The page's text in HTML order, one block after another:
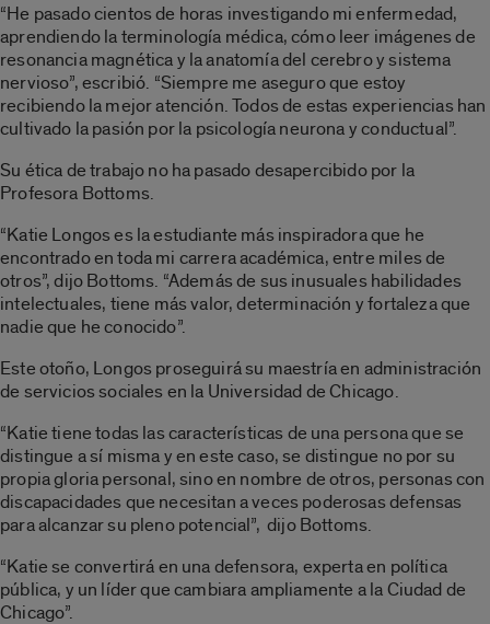
“He pasado cientos de horas investigando mi enfermedad,
aprendiendo la terminología médica, cómo leer imágenes de
resonancia magnética y la anatomía del cerebro y sistema
nervioso”, escribió. “Siempre me aseguro que estoy
recibiendo la mejor atención. Todos de estas experiencias han
cultivado la pasión por la psicología neurona y conductual”.
Su ética de trabajo no ha pasado desapercibido por la
Profesora Bottoms.
“Katie Longos es la estudiante más inspiradora que he
encontrado en toda mi carrera académica, entre miles de
otros”, dijo Bottoms. “Además de sus inusuales habilidades
intelectuales, tiene más valor, determinación y fortaleza que
nadie que he conocido”.
Este otoño, Longos proseguirá su maestría en administración
de servicios sociales en la Universidad de Chicago.
“Katie tiene todas las características de una persona que se
distingue a sí misma y en este caso, se distingue no por su
propia gloria personal, sino en nombre de otros, personas con
discapacidades que necesitan a veces poderosas defensas
para alcanzar su pleno potencial”, dijo Bottoms.
“Katie se convertirá en una defensora, experta en política
pública, y un líder que cambiara ampliamente a la Ciudad de
Chicago”.